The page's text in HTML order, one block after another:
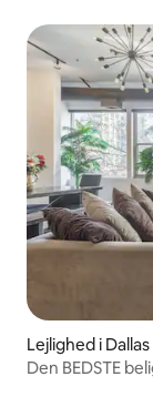
Lejlighed i Dallas
Den BEDSTE